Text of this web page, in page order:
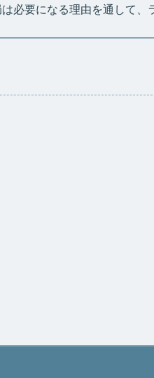
必要になる理由を通して、